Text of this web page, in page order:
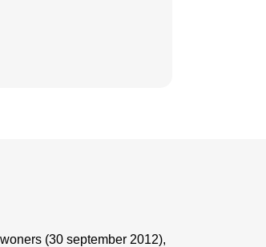
(30 september 2012),